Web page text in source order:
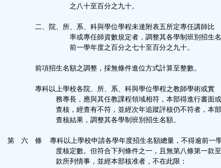
之八十至百分之九十。
二、院、所、系、科與學位學程未達附表五所定專任講師比
率或專任師資數規定者，調整其各學制班別招生名
前一學年度之百分之七十至百分之九十。
前項招生名額之調整，採無條件進位方式計算至整數。
專科以上學校各院、所、系、科與學位學程之教師學術或實
務專長，應與其任教課程領域相符，本部得進行書面或
查核，經查有不符，並經次年追蹤評核仍不符者，本部
查核結果，調整其各學制班別招生名額。
第 六 條 專科以上學校申請各學年度招生名額總量，不得逾前一
度核定數。但符合下列條件之一，且無第八條第一款至
款所列情事，並經本部核准者，不在此限：